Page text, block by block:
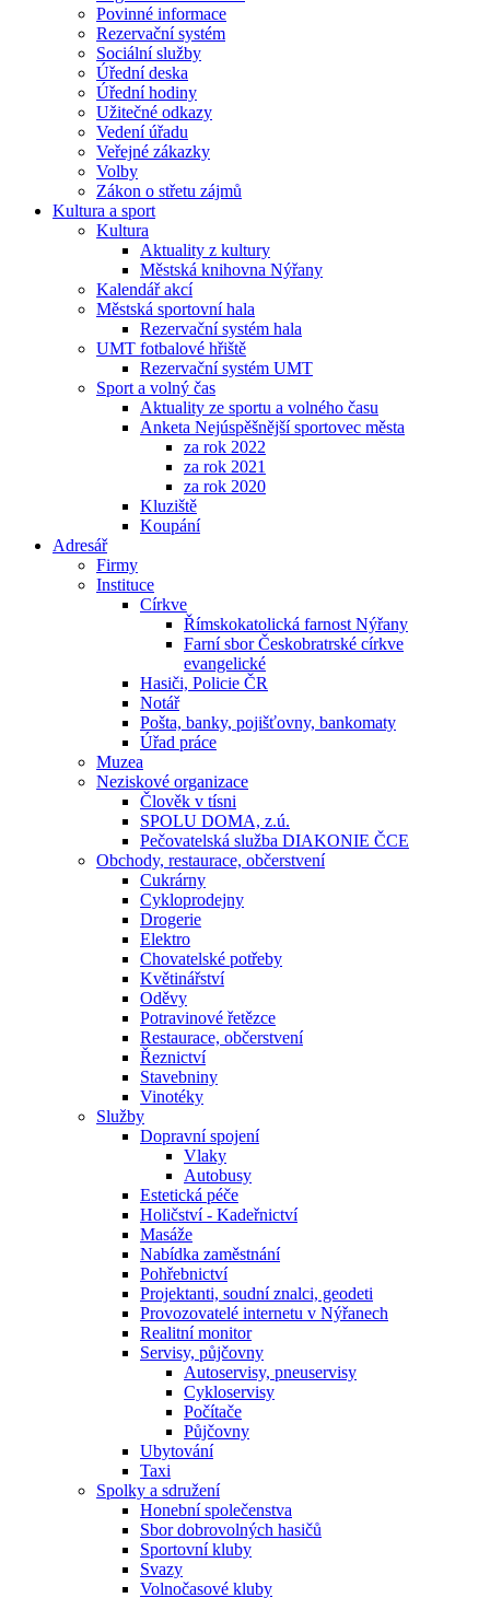
Povinné informace
Rezervační systém
Sociální služby
Úřední deska
Úřední hodiny
Užitečné odkazy
Vedení úřadu
Veřejné zákazky
Volby
Zákon o střetu zájmů
Kultura a sport
Kultura
Aktuality z kultury
Městská knihovna Nýřany
Kalendář akcí
Městská sportovní hala
Rezervační systém hala
UMT fotbalové hřiště
Rezervační systém UMT
Sport a volný čas
Aktuality ze sportu a volného času
Anketa Nejúspěšnější sportovec města
za rok 2022
za rok 2021
za rok 2020
Kluziště
Koupání
Adresář
Firmy
Instituce
Církve
Římskokatolická farnost Nýřany
Farní sbor Českobratrské církve
evangelické
Hasiči, Policie ČR
Notář
Pošta, banky, pojišťovny, bankomaty
Úřad práce
Muzea
Neziskové organizace
Člověk v tísni
SPOLU DOMA, z.ú.
Pečovatelská služba DIAKONIE ČCE
Obchody, restaurace, občerstvení
Cukrárny
Cykloprodejny
Drogerie
Elektro
Chovatelské potřeby
Květinářství
Oděvy
Potravinové řetězce
Restaurace, občerstvení
Řeznictví
Stavebniny
Vinotéky
Služby
Dopravní spojení
Vlaky
Autobusy
Estetická péče
Holičství - Kadeřnictví
Masáže
Nabídka zaměstnání
Pohřebnictví
Projektanti, soudní znalci, geodeti
Provozovatelé internetu v Nýřanech
Realitní monitor
Servisy, půjčovny
Autoservisy, pneuservisy
Cykloservisy
Počítače
Půjčovny
Ubytování
Taxi
Spolky a sdružení
Honební společenstva
Sbor dobrovolných hasičů
Sportovní kluby
Svazy
Volnočasové kluby